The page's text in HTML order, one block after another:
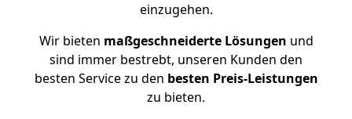
einzugehen.
Wir bieten maßgeschneiderte Lösungen und
sind immer bestrebt, unseren Kunden den
besten Service zu den besten Preis-Leistungen
zu bieten.